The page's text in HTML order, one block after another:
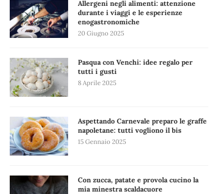
Allergeni negli alimenti: attenzione
durante i viaggi e le esperienze
enogastronomiche
20 Giugno 2025
Pasqua con Venchi: idee regalo per
tutti i gusti
8 Aprile 2025
Aspettando Carnevale preparo le graffe
napoletane: tutti vogliono il bis
15 Gennaio 2025
Con zucca, patate e provola cucino la
mia minestra scaldacuore